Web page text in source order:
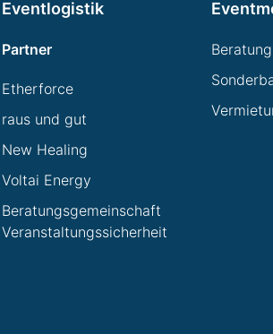
Eventlogistik
Partner
Etherforce
raus und gut
New Healing
Voltai Energy
Beratungsgemeinschaft
Veranstaltungssicherheit
Beratung